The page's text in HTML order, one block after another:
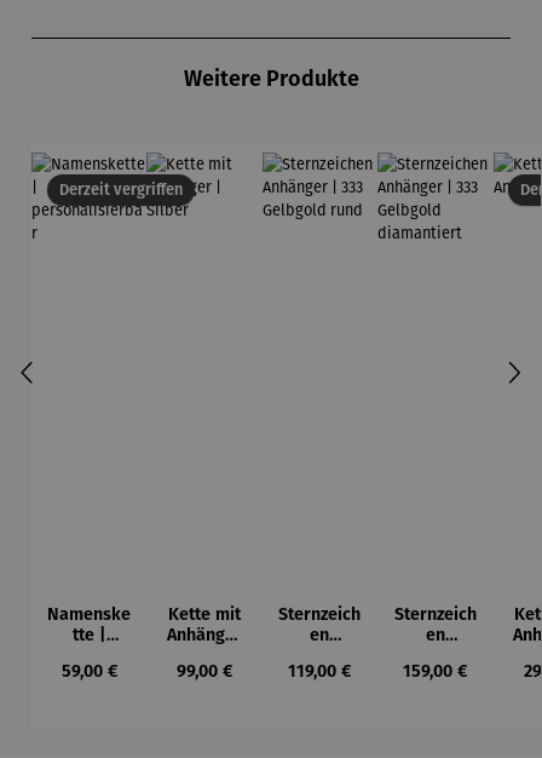
Weitere Produkte
Derzeit vergriffen
Namenske
tte |
ierbar
Regulärer Preis:
59,00 €
Kette mit
Anhänger
Regulärer Preis:
99,00 €
Sternzeich
en
| 333
Regulärer Preis:
119,00 €
Sternzeich
en
| 333
Regulärer Preis:
159,00 €